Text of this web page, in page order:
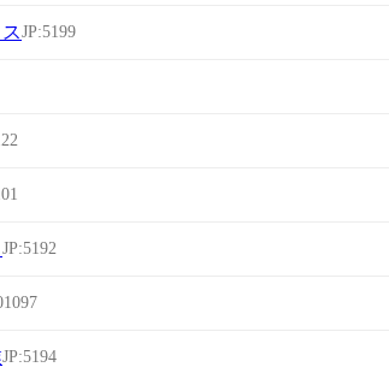
JP:5199
JP:5192
JP:5194